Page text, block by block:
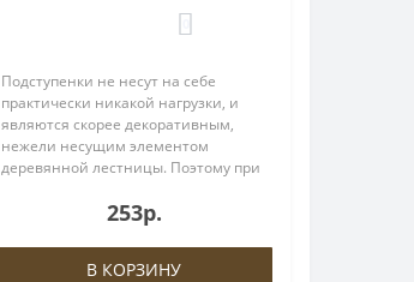
Подступенки не несут на себе
практически никакой нагрузки, и
являются скорее декоративным,
нежели несущим элементом
деревянной лестницы. Поэтому при
существенно сократить затраты,
заменив данный элемент на более
дешевый ана..
253р.
В КОРЗИНУ